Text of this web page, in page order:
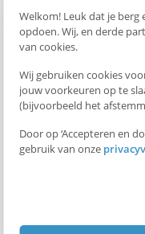
Welkom! Leuk dat je
opdoen. Wij, en derde
van cookies.
Wij gebruiken cookies
jouw voorkeuren op te
(bijvoorbeeld het
Door op ‘Accepteren en
gebruik van onze
De opleiding tot